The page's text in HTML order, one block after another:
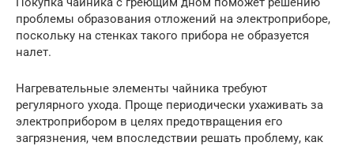
проблемы образования отложений на электроприборе,
поскольку на стенках такого прибора не образуется
налет.
Нагревательные элементы чайника требуют
регулярного ухода. Проще периодически ухаживать за
электроприбором в целях предотвращения его
загрязнения, чем впоследствии решать проблему, как